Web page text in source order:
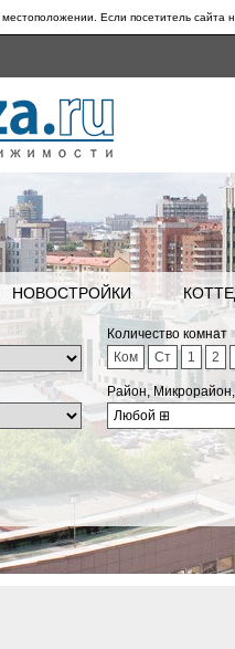
Если посетитель сайта
НОВОСТРОЙКИ
Количество комнат
Ком
Ст 1 2
Район,
Любой ⊞